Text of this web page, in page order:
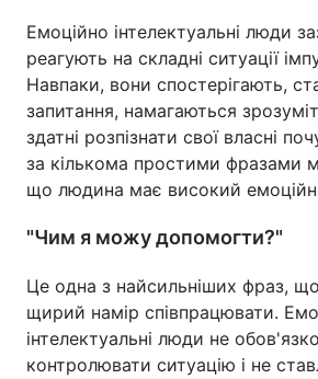
Емоційно інтелектуальні люди
реагують на складні ситуації
Навпаки, вони спостерігають,
запитання, намагаються
здатні розпізнати свої власні
за кількома простими фразами
що людина має високий
"Чим я можу допомогти?"
Це одна з найсильніших фраз,
щирий намір співпрацювати.
інтелектуальні люди не
контролювати ситуацію і не